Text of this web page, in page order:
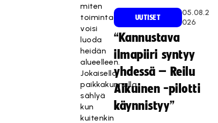
miten
toimintaa
voisi
luoda
heidän
alueelleen.
Jokaisella
paikkakunnalla
sählyä
kun
kuitenkin
UUTISET
05.08.2
026
“Kannustava
ilmapiiri syntyy
yhdessä – Reilu
Aikuinen -pilotti
käynnistyy”